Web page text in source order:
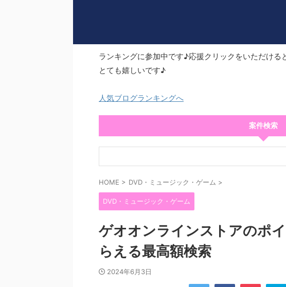
ランキングに参加中です♪応援クリックをいただける
とても嬉しいです♪
人気ブログランキングへ
案件検索
HOME > DVD・ミュージック・ゲーム >
DVD・ミュージック・ゲーム
ゲオオンラインストアのポ
らえる最高額検索
2024年6月3日